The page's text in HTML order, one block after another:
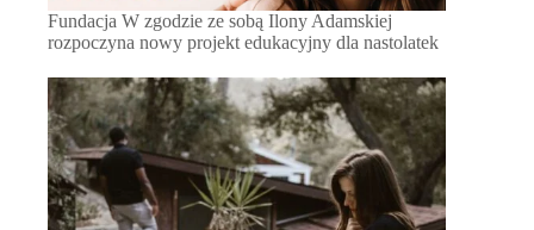
Fundacja W zgodzie ze sobą Ilony Adamskiej
rozpoczyna nowy projekt edukacyjny dla nastolatek